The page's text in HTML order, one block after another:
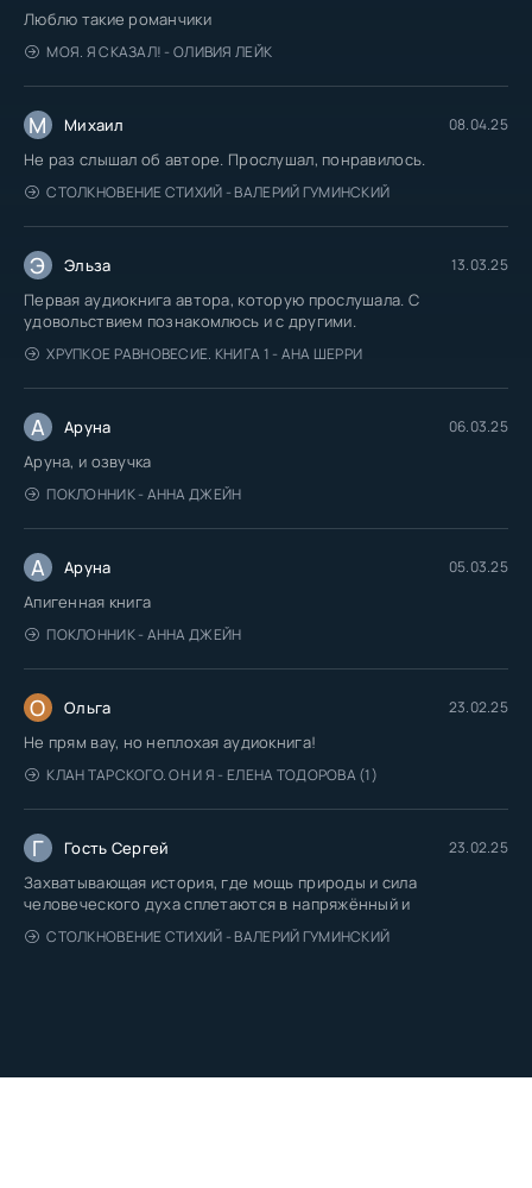
Люблю такие романчики
МОЯ. Я СКАЗАЛ! - ОЛИВИЯ ЛЕЙК
М Михаил 08.04.25
Не раз слышал об авторе. Прослушал, понравилось.
СТОЛКНОВЕНИЕ СТИХИЙ - ВАЛЕРИЙ ГУМИНСКИЙ
Э Эльза 13.03.25
Первая аудиокнига автора, которую прослушала. С
удовольствием познакомлюсь и с другими.
ХРУПКОЕ РАВНОВЕСИЕ. КНИГА 1 - АНА ШЕРРИ
А Аруна 06.03.25
Аруна, и озвучка
ПОКЛОННИК - АННА ДЖЕЙН
А Аруна 05.03.25
Апигенная книга
ПОКЛОННИК - АННА ДЖЕЙН
О Ольга 23.02.25
Не прям вау, но неплохая аудиокнига!
КЛАН ТАРСКОГО. ОН И Я - ЕЛЕНА ТОДОРОВА (1)
Г Гость Сергей 23.02.25
Захватывающая история, где мощь природы и сила
человеческого духа сплетаются в напряжённый и
СТОЛКНОВЕНИЕ СТИХИЙ - ВАЛЕРИЙ ГУМИНСКИЙ